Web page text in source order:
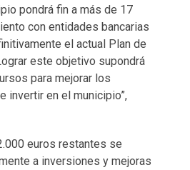
pondrá fin a más de 17
con entidades bancarias
el actual Plan de
este objetivo supondrá
para mejorar los
invertir en el municipio”,
euros restantes se
a inversiones y mejoras